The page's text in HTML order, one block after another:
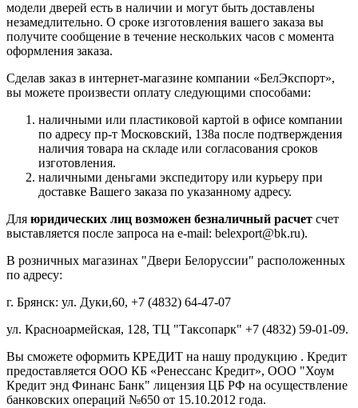
модели дверей есть в наличии и могут быть доставлены
незамедлительно. О сроке изготовления вашего заказа вы
получите сообщение в течение нескольких часов с момента
оформления заказа.
Сделав заказ в интернет-магазине компании «БелЭкспорт»,
вы можете произвести оплату следующими способами:
наличными или пластиковой картой в офисе компании
по адресу пр-т Московский, 138а после подтверждения
наличия товара на складе или согласования сроков
изготовления.
наличными деньгами экспедитору или курьеру при
доставке Вашего заказа по указанному адресу.
Для юридических лиц возможен безналичный расчет счет
выставляется после запроса на e-mail: belexport@bk.ru).
В розничных магазинах "Двери Белоруссии" расположенных
по адресу:
г. Брянск: ул. Дуки,60, +7 (4832) 64-47-07
ул. Красноармейская, 128, ТЦ "Таксопарк" +7 (4832) 59-01-09.
Вы сможете оформить КРЕДИТ на нашу продукцию . Кредит
предоставляется ООО КБ «Ренессанс Кредит», ООО "Хоум
Кредит энд Финанс Банк" лицензия ЦБ РФ на осуществление
банковских операций №650 от 15.10.2012 года.